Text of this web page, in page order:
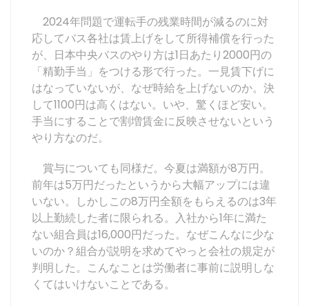
2024年問題で運転手の残業時間が減るのに対
応してバス各社は賃上げをして所得補償を行った
が、日本中央バスのやり方は1日あたり2000円の
「精勤手当」をつける形で行った。一見賃下げに
はなっていないが、なぜ時給を上げないのか。決
して1100円は高くはない。いや、驚くほど安い。
手当にすることで割増賃金に反映させないという
やり方なのだ。
賞与についても同様だ。今夏は満額が8万円。
前年は5万円だったというから大幅アップには違
いない。しかしこの8万円全額をもらえるのは3年
以上勤続した者に限られる。入社から1年に満た
ない組合員は16,000円だった。なぜこんなに少な
いのか？組合が説明を求めてやっと会社の規定が
判明した。こんなことは労働者に事前に説明しな
くてはいけないことである。